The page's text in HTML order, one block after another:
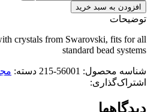
افزودن به سبد خرید
توضیحات
crystals from Swarovski, fits for all
standard bead systems
شناسه محصول: 56001-215 دسته:
اشتراک‌گذاری:
دیدگاهها